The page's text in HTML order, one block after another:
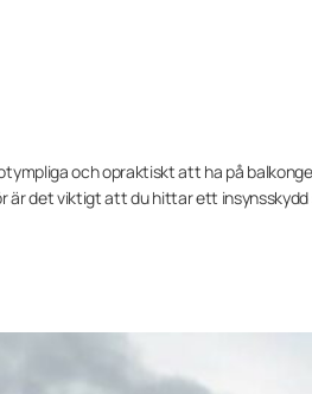
och opraktiskt att ha på
är det viktigt att du hittar ett